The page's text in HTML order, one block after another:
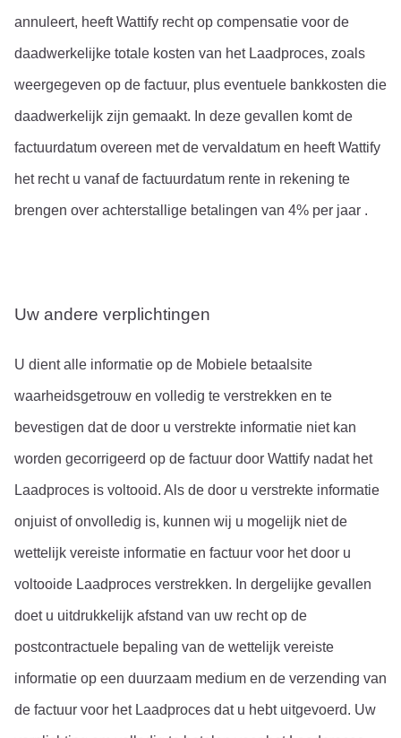
annuleert, heeft Wattify recht op compensatie voor de
daadwerkelijke totale kosten van het Laadproces, zoals
weergegeven op de factuur, plus eventuele bankkosten die
daadwerkelijk zijn gemaakt. In deze gevallen komt de
factuurdatum overeen met de vervaldatum en heeft Wattify
het recht u vanaf de factuurdatum rente in rekening te
brengen over achterstallige betalingen van 4% per jaar .
Uw andere verplichtingen
U dient alle informatie op de Mobiele betaalsite
waarheidsgetrouw en volledig te verstrekken en te
bevestigen dat de door u verstrekte informatie niet kan
worden gecorrigeerd op de factuur door Wattify nadat het
Laadproces is voltooid. Als de door u verstrekte informatie
onjuist of onvolledig is, kunnen wij u mogelijk niet de
wettelijk vereiste informatie en factuur voor het door u
voltooide Laadproces verstrekken. In dergelijke gevallen
doet u uitdrukkelijk afstand van uw recht op de
postcontractuele bepaling van de wettelijk vereiste
informatie op een duurzaam medium en de verzending van
de factuur voor het Laadproces dat u hebt uitgevoerd. Uw